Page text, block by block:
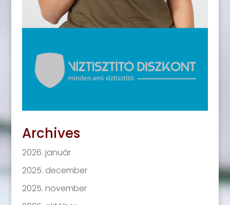
Archives
2026. január
2025. december
2025. november